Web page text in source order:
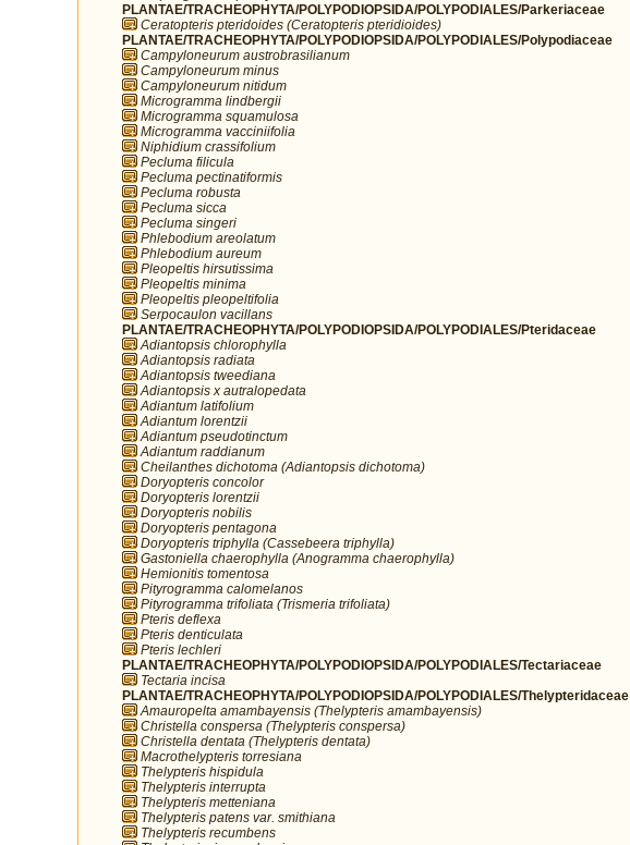
PLANTAE/TRACHEOPHYTA/POLYPODIOPSIDA/POLYPODIALES/Parkeriaceae
Ceratopteris pteridoides (Ceratopteris pteridioides)
PLANTAE/TRACHEOPHYTA/POLYPODIOPSIDA/POLYPODIALES/Polypodiaceae
Campyloneurum austrobrasilianum
Campyloneurum minus
Campyloneurum nitidum
Microgramma lindbergii
Microgramma squamulosa
Microgramma vacciniifolia
Niphidium crassifolium
Pecluma filicula
Pecluma pectinatiformis
Pecluma robusta
Pecluma sicca
Pecluma singeri
Phlebodium areolatum
Phlebodium aureum
Pleopeltis hirsutissima
Pleopeltis minima
Pleopeltis pleopeltifolia
Serpocaulon vacillans
PLANTAE/TRACHEOPHYTA/POLYPODIOPSIDA/POLYPODIALES/Pteridaceae
Adiantopsis chlorophylla
Adiantopsis radiata
Adiantopsis tweediana
Adiantopsis x autralopedata
Adiantum latifolium
Adiantum lorentzii
Adiantum pseudotinctum
Adiantum raddianum
Cheilanthes dichotoma (Adiantopsis dichotoma)
Doryopteris concolor
Doryopteris lorentzii
Doryopteris nobilis
Doryopteris pentagona
Doryopteris triphylla (Cassebeera triphylla)
Gastoniella chaerophylla (Anogramma chaerophylla)
Hemionitis tomentosa
Pityrogramma calomelanos
Pityrogramma trifoliata (Trismeria trifoliata)
Pteris deflexa
Pteris denticulata
Pteris lechleri
PLANTAE/TRACHEOPHYTA/POLYPODIOPSIDA/POLYPODIALES/Tectariaceae
Tectaria incisa
PLANTAE/TRACHEOPHYTA/POLYPODIOPSIDA/POLYPODIALES/Thelypteridaceae
Amauropelta amambayensis (Thelypteris amambayensis)
Christella conspersa (Thelypteris conspersa)
Christella dentata (Thelypteris dentata)
Macrothelypteris torresiana
Thelypteris hispidula
Thelypteris interrupta
Thelypteris metteniana
Thelypteris patens var. smithiana
Thelypteris recumbens